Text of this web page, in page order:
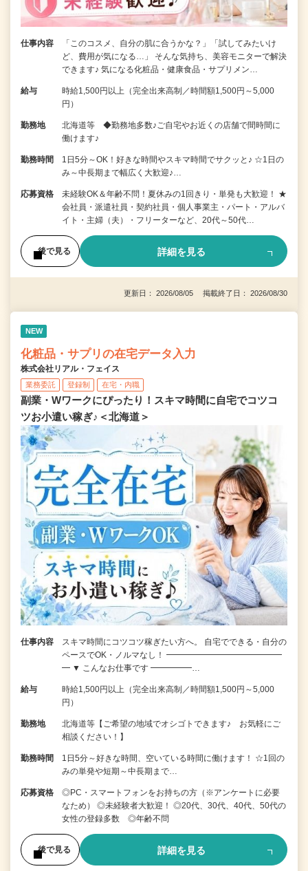
仕事内容
「このコスメ、自分の肌に合うかな？」「試してみたいけ
ど、費用が気になる…」 そんな気持ち、美容モニターで解決
できます♪ 気になる化粧品・健康食品・サプリメン…
給与
時給1,500円以上（完全出来高制／時間額1,500円～5,000
円）
勤務地
北海道等 ◆勤務地多数♪ご自宅やお近くの店舗で間時間に
働けます♪
勤務時間
1日5分～OK！好きな時間やスキマ時間でサクッと♪ ☆1日の
み～中長期まで幅広く大歓迎♪…
応募資格
未経験OK＆年齢不問！夏休みの1回きり・単発も大歓迎！ ★
会社員・派遣社員・契約社員・個人事業主・パート・アルバ
イト・主婦（夫）・フリーターなど、20代～50代…
後で見る 詳細を見る
更新日： 2026/08/05 掲載終了日： 2026/08/30
NEW
化粧品・サプリの在宅データ入力
株式会社リアル・フェイス
業務委託 登録制 在宅・内職
副業・Wワークにぴったり！スキマ時間に自宅でコツコ
ツお小遣い稼ぎ♪＜北海道＞
仕事内容
スキマ時間にコツコツ稼ぎたい方へ。 自宅でできる・自分の
ペースでOK・ノルマなし！ ━━━━━━━━━━━━━━
━ ▼ こんなお仕事です ━━━━━…
給与
時給1,500円以上（完全出来高制／時間額1,500円～5,000
円）
勤務地
北海道等【ご希望の地域でオシゴトできます♪ お気軽にご
相談ください！】
勤務時間
1日5分～好きな時間、空いている時間に働けます！ ☆1回の
みの単発や短期～中長期まで…
応募資格
◎PC・スマートフォンをお持ちの方（※アンケートに必要
なため） ◎未経験者大歓迎！ ◎20代、30代、40代、50代の
女性の登録多数 ◎年齢不問
後で見る 詳細を見る